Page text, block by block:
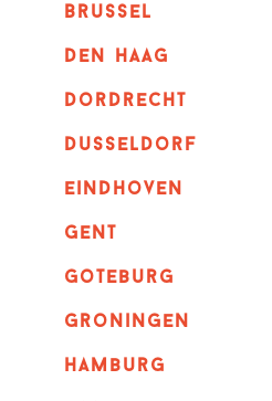
Brussel
Den haag
dordrecht
dusseldorf
eindhoven
GENT
goteburg
groningen
hamburg